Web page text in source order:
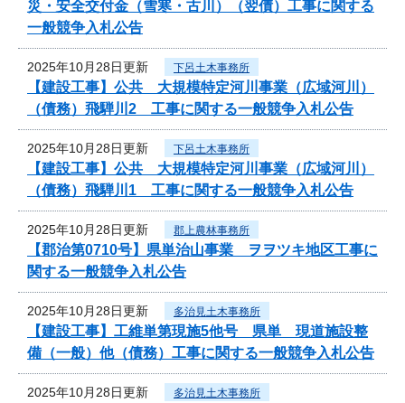
災・安全交付金（雪寒・古川）（翌債）工事に関する
一般競争入札公告
2025年10月28日更新 下呂土木事務所
【建設工事】公共 大規模特定河川事業（広域河川）
（債務）飛騨川2 工事に関する一般競争入札公告
2025年10月28日更新 下呂土木事務所
【建設工事】公共 大規模特定河川事業（広域河川）
（債務）飛騨川1 工事に関する一般競争入札公告
2025年10月28日更新 郡上農林事務所
【郡治第0710号】県単治山事業 ヲヲツキ地区工事に
関する一般競争入札公告
2025年10月28日更新 多治見土木事務所
【建設工事】工維単第現施5他号 県単 現道施設整
備（一般）他（債務）工事に関する一般競争入札公告
2025年10月28日更新 多治見土木事務所